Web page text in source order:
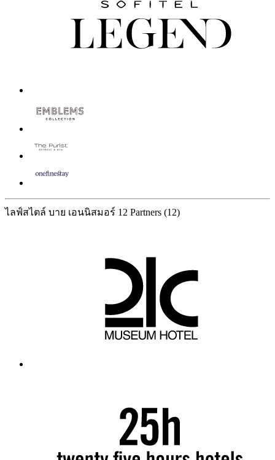
ไลฟ์สไตล์ บาย เอนนิสมอร์ 12 Partners (12)